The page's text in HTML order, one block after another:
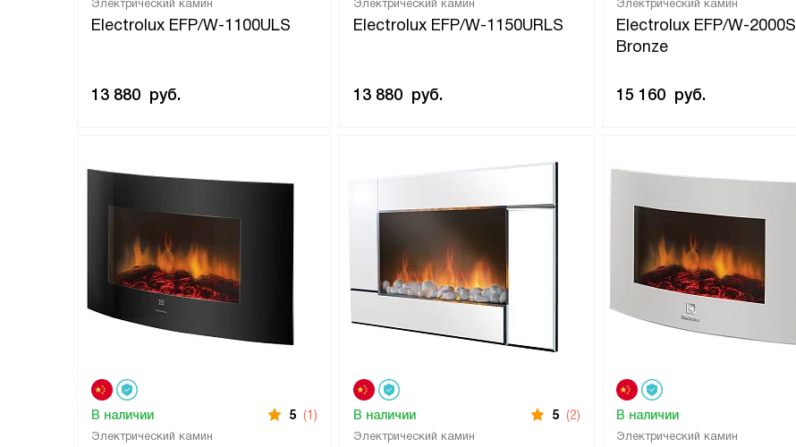
Электрический камин
Electrolux EFP/W-1100ULS
13 880 руб.
Электрический камин
Electrolux EFP/W-1150URLS
13 880 руб.
Электрический камин
Electrolux EFP/W-2000S
Bronze
15 160 руб.
Электрический камин
В наличии 5 (1)
Электрический камин
В наличии 5 (2)
Электрический камин
В наличии